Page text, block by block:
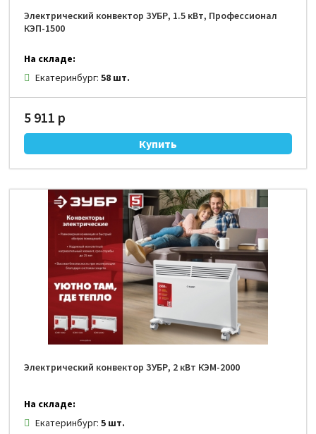
Электрический конвектор ЗУБР, 1.5 кВт, Профессионал
КЭП-1500
На складе:
Екатеринбург:58 шт.
5 911 р
Электрический конвектор ЗУБР, 2 кВт КЭМ-2000
На складе:
Екатеринбург:5 шт.